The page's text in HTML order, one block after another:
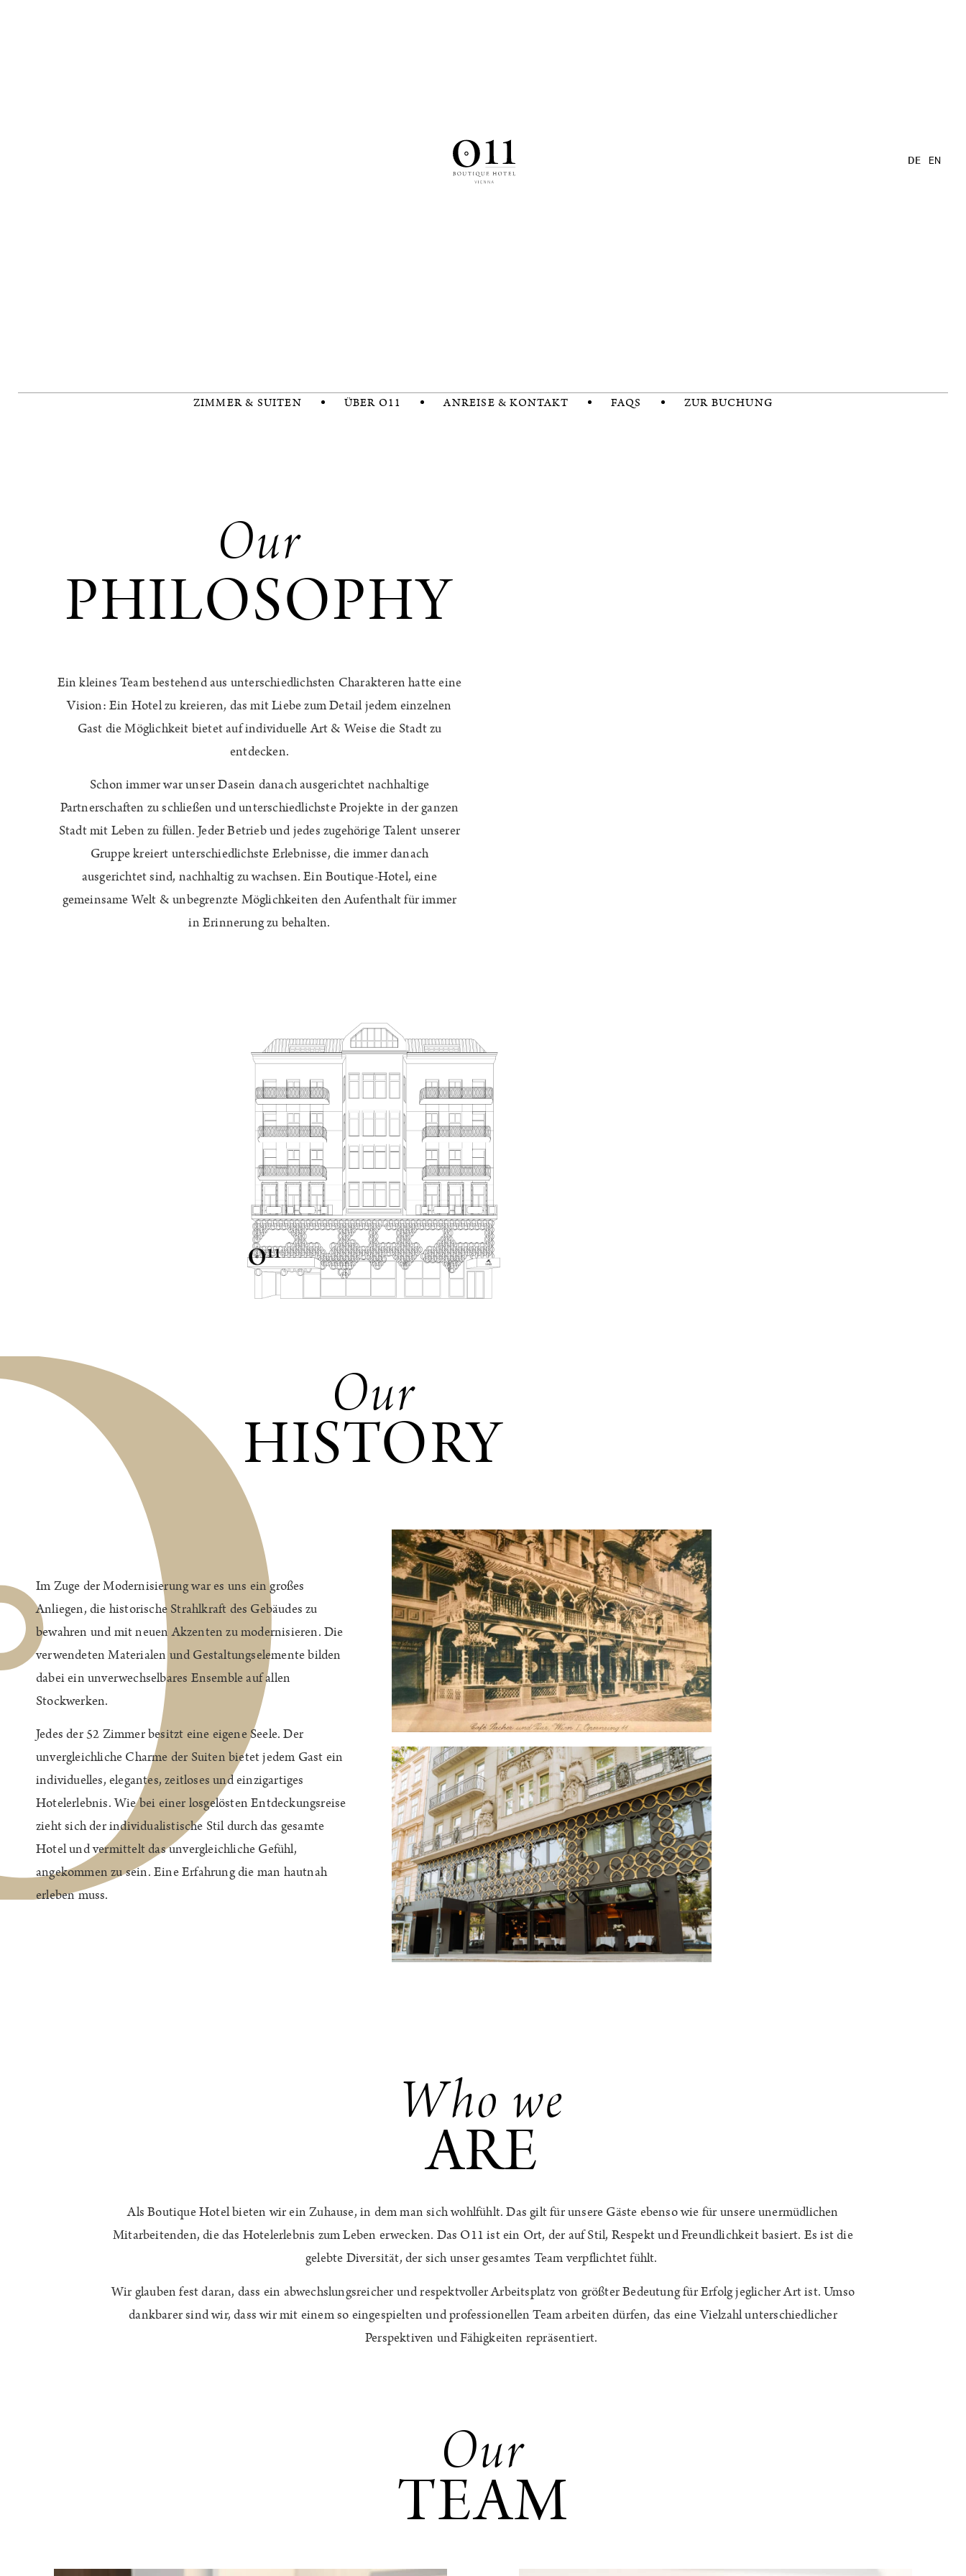
DE EN
ZIMMER & SUITEN ÜBER O11 ANREISE & KONTAKT FAQS ZUR BUCHUNG
Our
PHILOSOPHY
Ein kleines Team bestehend aus unterschiedlichsten Charakteren hatte eine
Vision: Ein Hotel zu kreieren, das mit Liebe zum Detail jedem einzelnen
Gast die Möglichkeit bietet auf individuelle Art & Weise die Stadt zu
entdecken.
Schon immer war unser Dasein danach ausgerichtet nachhaltige
Partnerschaften zu schließen und unterschiedlichste Projekte in der ganzen
Stadt mit Leben zu füllen. Jeder Betrieb und jedes zugehörige Talent unserer
Gruppe kreiert unterschiedlichste Erlebnisse, die immer danach
ausgerichtet sind, nachhaltig zu wachsen. Ein Boutique-Hotel, eine
gemeinsame Welt & unbegrenzte Möglichkeiten den Aufenthalt für immer
in Erinnerung zu behalten.
Our
HISTORY
Im Zuge der Modernisierung war es uns ein großes
Anliegen, die historische Strahlkraft des Gebäudes zu
bewahren und mit neuen Akzenten zu modernisieren. Die
verwendeten Materialen und Gestaltungselemente bilden
dabei ein unverwechselbares Ensemble auf allen
Stockwerken.
Jedes der 52 Zimmer besitzt eine eigene Seele. Der
unvergleichliche Charme der Suiten bietet jedem Gast ein
individuelles, elegantes, zeitloses und einzigartiges
Hotelerlebnis. Wie bei einer losgelösten Entdeckungsreise
zieht sich der individualistische Stil durch das gesamte
Hotel und vermittelt das unvergleichliche Gefühl,
angekommen zu sein. Eine Erfahrung die man hautnah
erleben muss.
Who we
ARE
Als Boutique Hotel bieten wir ein Zuhause, in dem man sich wohlfühlt. Das gilt für unsere Gäste ebenso wie für unsere unermüdlichen
Mitarbeitenden, die das Hotelerlebnis zum Leben erwecken. Das O11 ist ein Ort, der auf Stil, Respekt und Freundlichkeit basiert. Es ist die
gelebte Diversität, der sich unser gesamtes Team verpflichtet fühlt.
Wir glauben fest daran, dass ein abwechslungsreicher und respektvoller Arbeitsplatz von größter Bedeutung für Erfolg jeglicher Art ist. Umso
dankbarer sind wir, dass wir mit einem so eingespielten und professionellen Team arbeiten dürfen, das eine Vielzahl unterschiedlicher
Perspektiven und Fähigkeiten repräsentiert.
Our
TEAM